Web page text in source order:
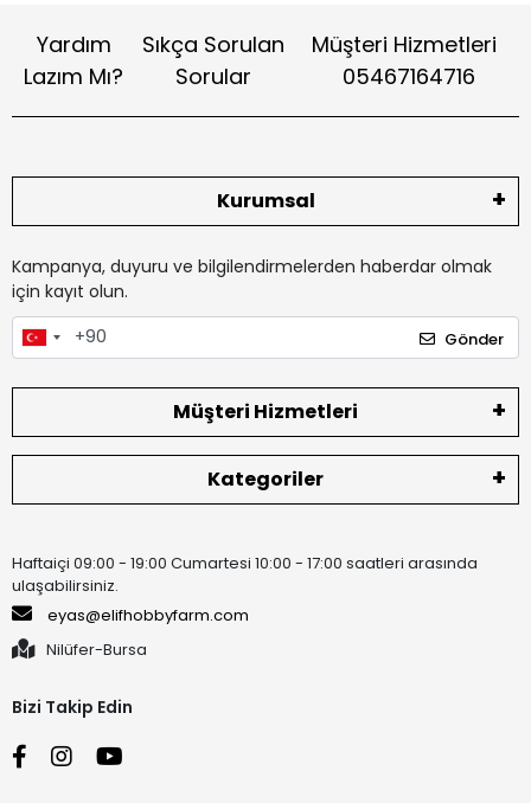
Yardım
Lazım Mı?
Sıkça Sorulan
Sorular
Müşteri Hizmetleri
05467164716
Kurumsal
Kampanya, duyuru ve bilgilendirmelerden haberdar olmak
için kayıt olun.
Gönder
Müşteri Hizmetleri
Kategoriler
Haftaiçi 09:00 - 19:00 Cumartesi 10:00 - 17:00 saatleri arasında
ulaşabilirsiniz.
eyas@elifhobbyfarm.com
Nilüfer-Bursa
Bizi Takip Edin